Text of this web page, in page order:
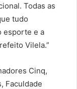
Todas as
tudo
esporte e a
Vilela.”
Cinq,
Faculdade